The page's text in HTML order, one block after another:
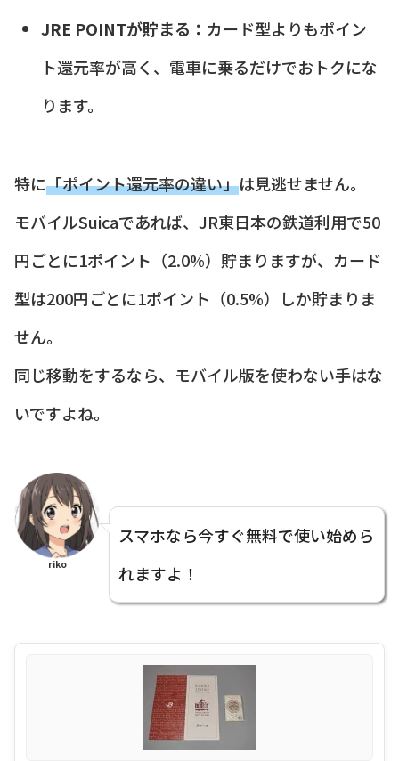
JRE POINTが貯まる： カード型よりもポイン
ト還元率が高く、電車に乗るだけでおトクにな
ります。
特に「ポイント還元率の違い」は見逃せません。
モバイルSuicaであれば、JR東日本の鉄道利用で50
円ごとに1ポイント（2.0%）貯まりますが、カード
型は200円ごとに1ポイント（0.5%）しか貯まりま
せん。
同じ移動をするなら、モバイル版を使わない手はな
いですよね。
riko
スマホなら今すぐ無料で使い始めら
れますよ！